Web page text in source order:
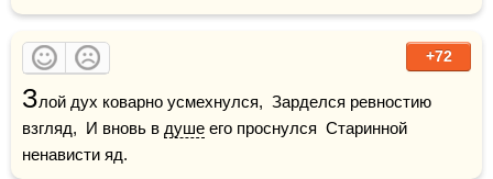
+72
Злой дух коварно усмехнулся,  Зарделся ревностию
взгляд,  И вновь в душе его проснулся  Старинной
ненависти яд.